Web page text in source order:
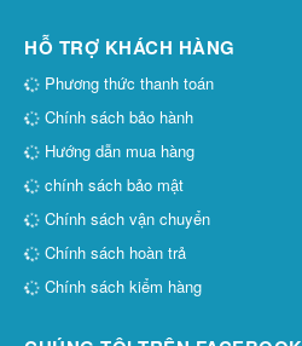
HỖ TRỢ KHÁCH HÀNG
Phương thức thanh toán
Chính sách bảo hành
Hướng dẫn mua hàng
chính sách bảo mật
Chính sách vận chuyển
Chính sách hoàn trả
Chính sách kiểm hàng